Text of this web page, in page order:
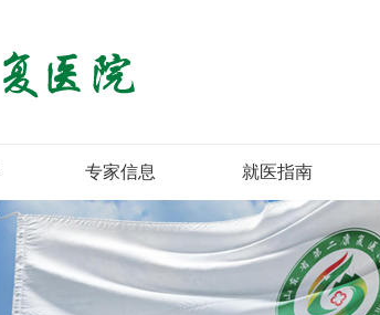
专家信息 就医指南